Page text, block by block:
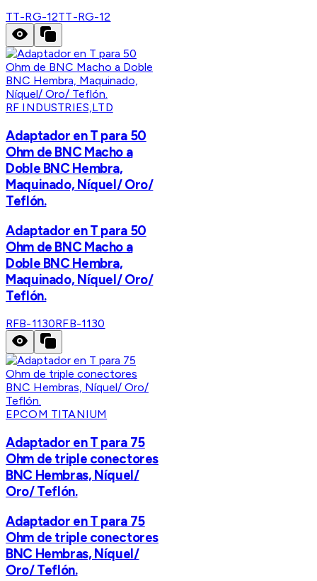
TT-RG-12TT-RG-12
RF INDUSTRIES,LTD
Adaptador en T para 50
Ohm de BNC Macho a
Doble BNC Hembra,
Maquinado, Níquel/ Oro/
Teflón.
Adaptador en T para 50
Ohm de BNC Macho a
Doble BNC Hembra,
Maquinado, Níquel/ Oro/
Teflón.
RFB-1130RFB-1130
EPCOM TITANIUM
Adaptador en T para 75
Ohm de triple conectores
BNC Hembras, Níquel/
Oro/ Teflón.
Adaptador en T para 75
Ohm de triple conectores
BNC Hembras, Níquel/
Oro/ Teflón.